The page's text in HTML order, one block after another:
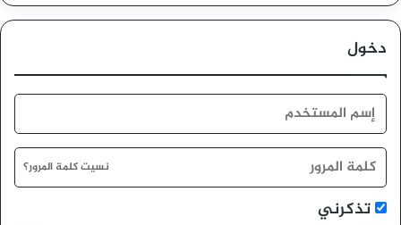
دخول
نسيت كلمة المرور؟
تذكرني